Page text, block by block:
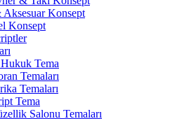
Aksesuar Konsept
Konsept
Tema
Temaları
Temaları
Tema
Salonu Temaları